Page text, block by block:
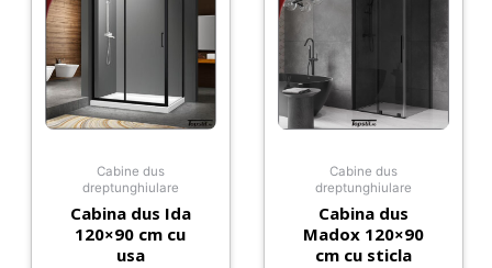
Cabine dus
dreptunghiulare
Cabina dus Ida
120×90 cm cu
usa
Cabine dus
dreptunghiulare
Cabina dus
Madox 120×90
cm cu sticla